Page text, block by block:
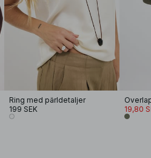
Ring med pärldetaljer
199 SEK
19,80